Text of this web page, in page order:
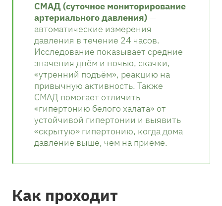
СМАД (суточное мониторирование
артериального давления)—
автоматические измерения
давления в течение 24 часов.
Исследование показывает средние
значения днём и ночью, скачки,
«утренний подъём», реакцию на
привычную активность. Также
СМАД помогает отличить
«гипертонию белого халата» от
устойчивой гипертонии и выявить
«скрытую» гипертонию, когда дома
давление выше, чем на приёме.
Как проходит